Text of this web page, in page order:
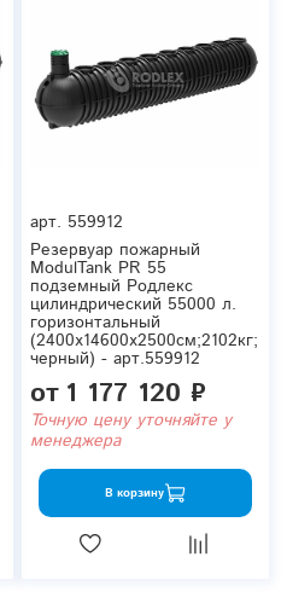
арт. 559912
Резервуар пожарный
ModulTank PR 55
подземный Родлекс
цилиндрический 55000 л.
горизонтальный
(2400x14600x2500см;2102кг;
черный) - арт.559912
от 1 177 120 ₽
Точную цену уточняйте у
менеджера
В корзину